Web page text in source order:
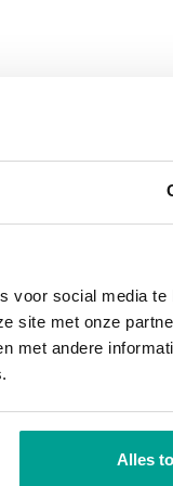
voor social media te
site met onze
met andere
Alles